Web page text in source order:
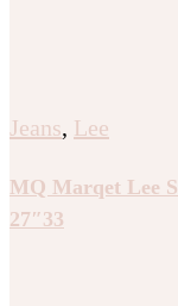
Jeans, Lee
MQ Marqet Lee
27″33